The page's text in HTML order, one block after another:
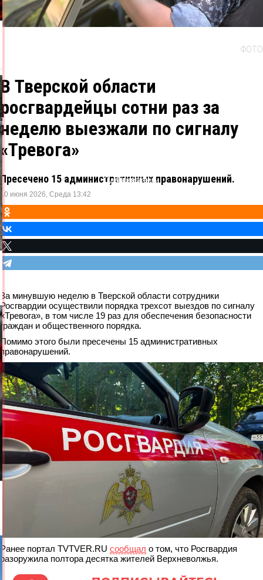
ФОТО
В Тверской области
росгвардейцы сотни раз за
неделю выезжали по сигналу
«Тревога»
Пресечено 15 административных правонарушений.
10 июня 2026, Среда 13:42
Одноклассники
ВКонтакте
X
Telegram
За минувшую неделю в Тверской области сотрудники
Росгвардии осуществили порядка трехсот выездов по сигналу
«Тревога», в том числе 19 раз для обеспечения безопасности
граждан и общественного порядка.
Помимо этого были пресечены 15 административных
правонарушений.
Ранее портал TVTVER.RU сообщал о том, что Росгвардия
разоружила полтора десятка жителей Верхневолжья.